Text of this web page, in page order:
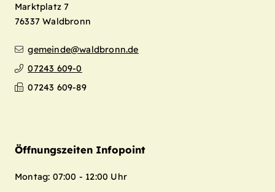
Marktplatz 7
76337 Waldbronn
gemeinde@waldbronn.de
07243 609-0
07243 609-89
Öffnungszeiten Infopoint
Montag: 07:00 - 12:00 Uhr